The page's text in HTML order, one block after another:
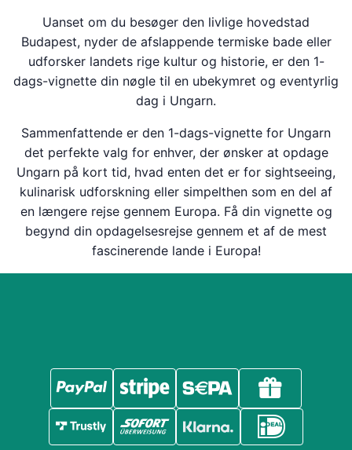
Uanset om du besøger den livlige hovedstad
Budapest, nyder de afslappende termiske bade eller
udforsker landets rige kultur og historie, er den 1-
dags-vignette din nøgle til en ubekymret og eventyrlig
dag i Ungarn.
Sammenfattende er den 1-dags-vignette for Ungarn
det perfekte valg for enhver, der ønsker at opdage
Ungarn på kort tid, hvad enten det er for sightseeing,
kulinarisk udforskning eller simpelthen som en del af
en længere rejse gennem Europa. Få din vignette og
begynd din opdagelsesrejse gennem et af de mest
fascinerende lande i Europa!